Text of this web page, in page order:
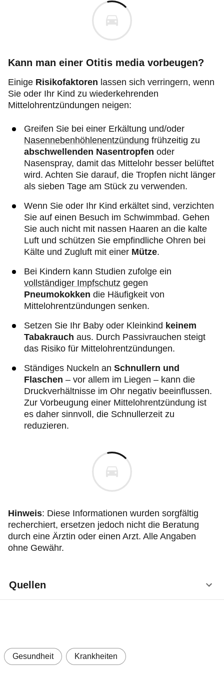
Kann man einer Otitis media vorbeugen?
Einige Risikofaktoren lassen sich verringern, wenn
Sie oder Ihr Kind zu wiederkehrenden
Mittelohrentzündungen neigen:
Greifen Sie bei einer Erkältung und/oder
Nasennebenhöhlenentzündung frühzeitig zu
abschwellenden Nasentropfen oder
Nasenspray, damit das Mittelohr besser belüftet
wird. Achten Sie darauf, die Tropfen nicht länger
als sieben Tage am Stück zu verwenden.
Wenn Sie oder Ihr Kind erkältet sind, verzichten
Sie auf einen Besuch im Schwimmbad. Gehen
Sie auch nicht mit nassen Haaren an die kalte
Luft und schützen Sie empfindliche Ohren bei
Kälte und Zugluft mit einer Mütze.
Bei Kindern kann Studien zufolge ein
vollständiger Impfschutz gegen
Pneumokokken die Häufigkeit von
Mittelohrentzündungen senken.
Setzen Sie Ihr Baby oder Kleinkind keinem
Tabakrauch aus. Durch Passivrauchen steigt
das Risiko für Mittelohrentzündungen.
Ständiges Nuckeln an Schnullern und
Flaschen – vor allem im Liegen – kann die
Druckverhältnisse im Ohr negativ beeinflussen.
Zur Vorbeugung einer Mittelohrentzündung ist
es daher sinnvoll, die Schnullerzeit zu
reduzieren.
Hinweis: Diese Informationen wurden sorgfältig
recherchiert, ersetzen jedoch nicht die Beratung
durch eine Ärztin oder einen Arzt. Alle Angaben
ohne Gewähr.
Quellen
Stand 2014, unter:
https://www.degam.de/files/Inhalte/Leitlinien-
Gesundheit Krankheiten